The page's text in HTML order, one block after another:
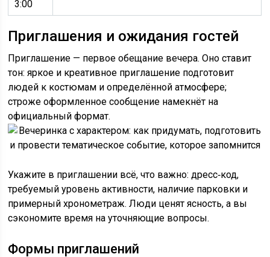
3:00
Приглашения и ожидания гостей
Приглашение — первое обещание вечера. Оно ставит
тон: яркое и креативное приглашение подготовит
людей к костюмам и определённой атмосфере;
строже оформленное сообщение намекнёт на
официальный формат.
Укажите в приглашении всё, что важно: дресс‑код,
требуемый уровень активности, наличие парковки и
примерный хронометраж. Люди ценят ясность, а вы
сэкономите время на уточняющие вопросы.
Формы приглашений